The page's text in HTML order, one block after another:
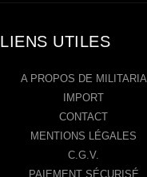
LIENS UTILES
A PROPOS DE MILITARIA
IMPORT
CONTACT
MENTIONS LÉGALES
C.G.V.
PAIEMENT SÉCURISÉ